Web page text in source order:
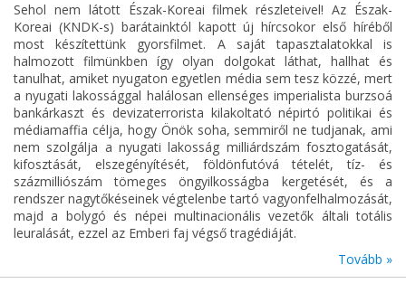
Sehol nem látott Észak-Koreai filmek részleteivel! Az Észak-
Koreai (KNDK-s) barátainktól kapott új hírcsokor első híréből
most készítettünk gyorsfilmet. A saját tapasztalatokkal is
halmozott filmünkben így olyan dolgokat láthat, hallhat és
tanulhat, amiket nyugaton egyetlen média sem tesz közzé, mert
a nyugati lakossággal halálosan ellenséges imperialista burzsoá
bankárkaszt és devizaterrorista kilakoltató népirtó politikai és
médiamaffia célja, hogy Önök soha, semmiről ne tudjanak, ami
nem szolgálja a nyugati lakosság milliárdszám fosztogatását,
kifosztását, elszegényítését, földönfutóvá tételét, tíz- és
százmilliószám tömeges öngyilkosságba kergetését, és a
rendszer nagytőkéseinek végtelenbe tartó vagyonfelhalmozását,
majd a bolygó és népei multinacionális vezetők általi totális
leuralását, ezzel az Emberi faj végső tragédiáját.
Tovább »